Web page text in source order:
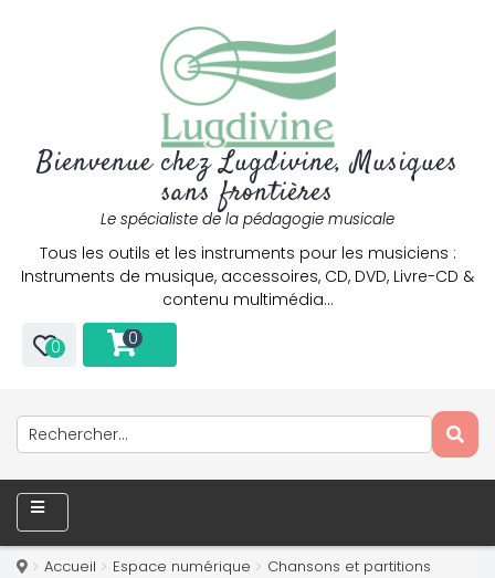
Bienvenue chez Lugdivine, Musiques
sans frontières
Le spécialiste de la pédagogie musicale
Tous les outils et les instruments pour les musiciens :
Instruments de musique, accessoires, CD, DVD, Livre-CD &
contenu multimédia…
0 0
Accueil Espace numérique
Chansons et partitions